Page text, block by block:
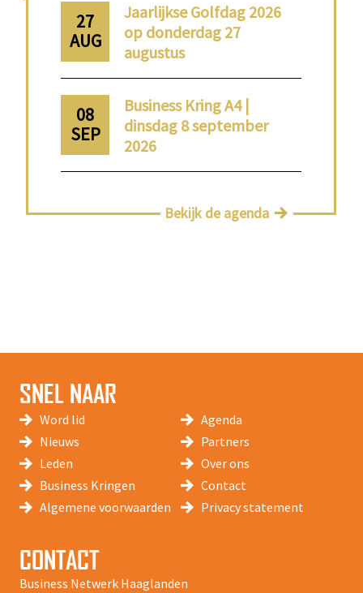
27
AUG
Jaarlijkse Golfdag 2026
op donderdag 27
augustus
08
SEP
Business Kring A4 |
dinsdag 8 september
2026
Bekijk de agenda
SNEL NAAR
Word lid
Agenda
Nieuws
Partners
Leden
Over ons
Business Kringen
Contact
Algemene voorwaarden
Privacy statement
CONTACT
Business Netwerk Haaglanden